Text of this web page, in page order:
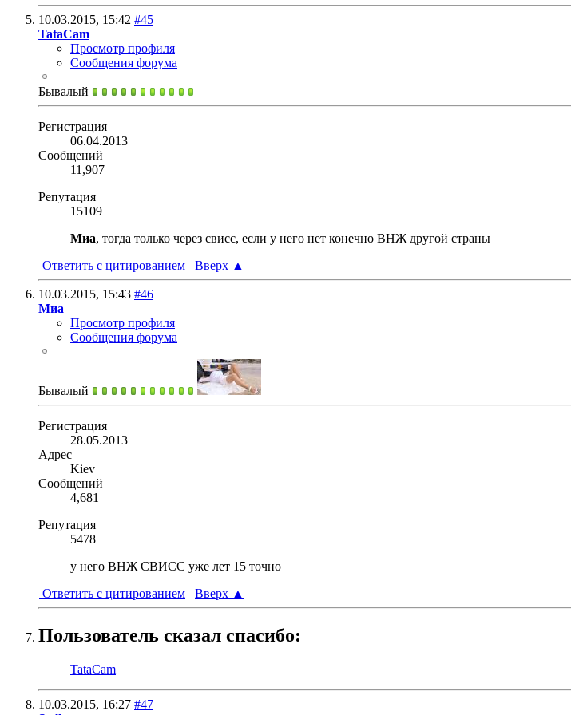
10.03.2015, 15:42 #45
TataCam
Просмотр профиля
Сообщения форума
Бывалый
Регистрация
06.04.2013
Сообщений
11,907
Репутация
15109
Миа, тогда только через свисс, если у него нет конечно ВНЖ другой страны
Ответить с цитированием
Вверх ▲
10.03.2015, 15:43 #46
Миа
Просмотр профиля
Сообщения форума
Бывалый
Регистрация
28.05.2013
Адрес
Kiev
Сообщений
4,681
Репутация
5478
у него ВНЖ СВИСС уже лет 15 точно
Ответить с цитированием
Вверх ▲
Пользователь сказал cпасибо:
TataCam
10.03.2015, 16:27 #47